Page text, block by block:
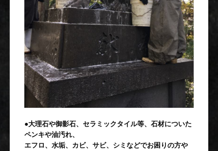
●大理石や御影石、セラミックタイル等、石材についた
ペンキや油汚れ、
エフロ、水垢、カビ、サビ、シミなどでお困りの方や